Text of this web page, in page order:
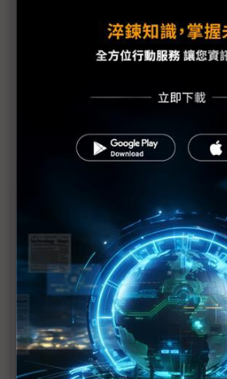
貿易戰衝擊消費信心 大陸電視元
代工廠加速調整全球產線 精英產
5G技術成2019年火線話題 半導
金像電耕耘網通、伺服器有成
全球電子業急撤中國 投資越南何
貿易戰迫廠商調整供應鏈 惟仍難
美中貿易戰歹戲拖棚 被動元件
美中貿易戰掀波瀾 iPhone生產
SCREEN大陸設備廠完工 憂貿易